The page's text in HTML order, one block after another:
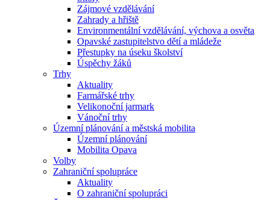
Zájmové vzdělávání
Zahrady a hřiště
Environmentální vzdělávání, výchova a osvěta
Opavské zastupitelstvo dětí a mládeže
Přestupky na úseku školství
Úspěchy žáků
Trhy
Aktuality
Farmářské trhy
Velikonoční jarmark
Vánoční trhy
Územní plánování a městská mobilita
Územní plánování
Mobilita Opava
Volby
Zahraniční spolupráce
Aktuality
O zahraniční spolupráci